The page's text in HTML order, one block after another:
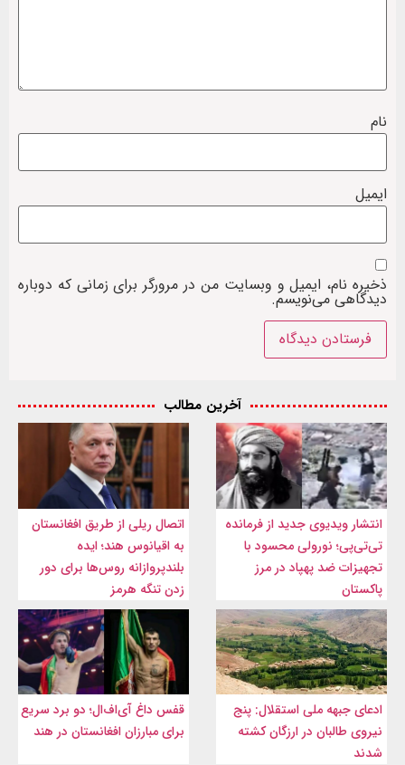
نام
ایمیل
ذخیره نام، ایمیل و وبسایت من در مرورگر برای زمانی که دوباره
دیدگاهی می‌نویسم.
آخرین مطالب
انتشار ویدیوی جدید از فرمانده
تی‌تی‌پی؛ نورولی محسود با
تجهیزات ضد پهپاد در مرز
پاکستان
اتصال ریلی از طریق افغانستان
به اقیانوس هند؛ ایده
بلندپروازانه روس‌ها برای دور
زدن تنگه هرمز
ادعای جبهه ملی استقلال: پنج
نیروی طالبان در ارزگان کشته
شدند
قفس داغ آی‌اف‌ال؛ دو برد سریع
برای مبارزان افغانستان در هند